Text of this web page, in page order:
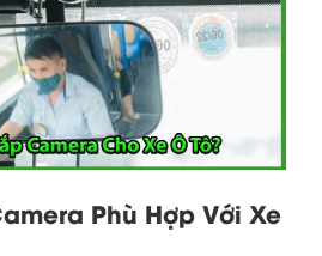
Phù Hợp Với Xe